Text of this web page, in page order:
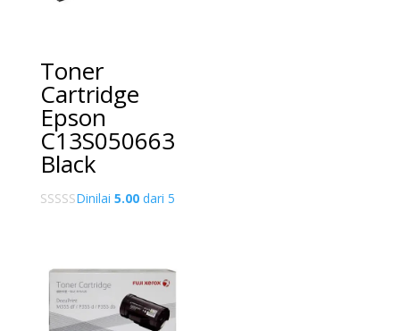
Toner
Cartridge
Epson
C13S050663
Black
Dinilai 5.00dari 5